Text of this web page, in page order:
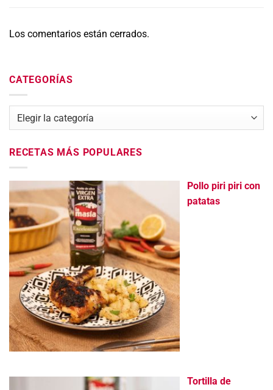
Los comentarios están cerrados.
CATEGORÍAS
Categorías
RECETAS MÁS POPULARES
Pollo piri piri con
patatas
Tortilla de